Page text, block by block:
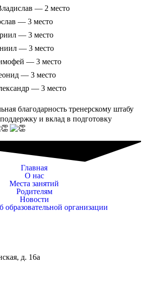
— 2 место
— 3 место
— 3 место
— 3 место
— 3 место
— 3 место
— 3 место
благодарность тренерскому штабу
и вклад в подготовку
Главная
О нас
Места занятий
Родителям
Новости
образовательной организации
д. 16а